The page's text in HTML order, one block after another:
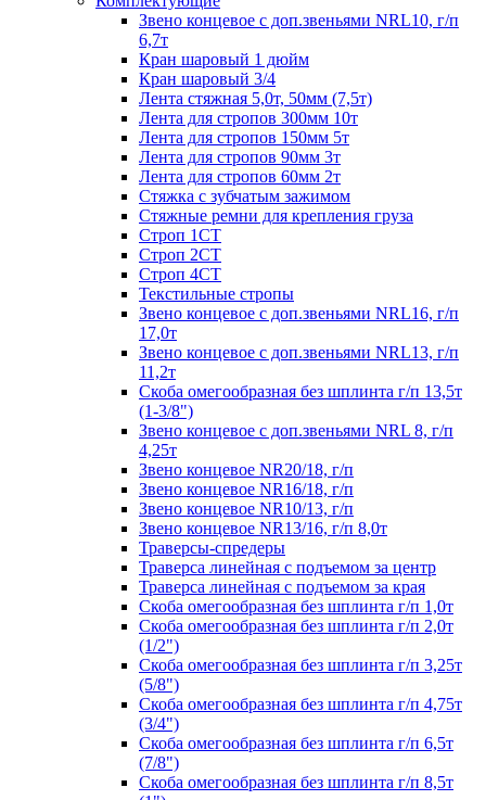
Звено концевое с доп.звеньями NRL10, г/п
6,7т
Кран шаровый 1 дюйм
Кран шаровый 3/4
Лента стяжная 5,0т, 50мм (7,5т)
Лента для стропов 300мм 10т
Лента для стропов 150мм 5т
Лента для стропов 90мм 3т
Лента для стропов 60мм 2т
Стяжка с зубчатым зажимом
Стяжные ремни для крепления груза
Строп 1СТ
Строп 2СТ
Строп 4СТ
Текстильные стропы
Звено концевое с доп.звеньями NRL16, г/п
17,0т
Звено концевое с доп.звеньями NRL13, г/п
11,2т
Скоба омегообразная без шплинта г/п 13,5т
(1-3/8")
Звено концевое с доп.звеньями NRL 8, г/п
4,25т
Звено концевое NR20/18, г/п
Звено концевое NR16/18, г/п
Звено концевое NR10/13, г/п
Звено концевое NR13/16, г/п 8,0т
Траверсы-спредеры
Траверса линейная с подъемом за центр
Траверса линейная с подъемом за края
Скоба омегообразная без шплинта г/п 1,0т
Скоба омегообразная без шплинта г/п 2,0т
(1/2")
Скоба омегообразная без шплинта г/п 3,25т
(5/8")
Скоба омегообразная без шплинта г/п 4,75т
(3/4")
Скоба омегообразная без шплинта г/п 6,5т
(7/8")
Скоба омегообразная без шплинта г/п 8,5т